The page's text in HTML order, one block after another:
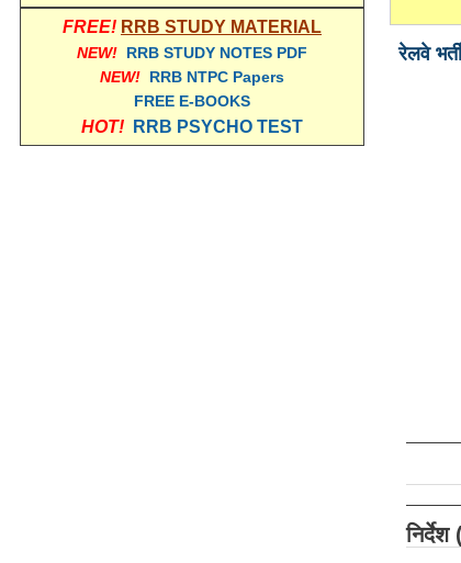
रेलवे
FREE! RRB STUDY MATERIAL
NEW! RRB STUDY NOTES PDF
NEW! RRB NTPC Papers
FREE E-BOOKS
HOT! RRB PSYCHO TEST